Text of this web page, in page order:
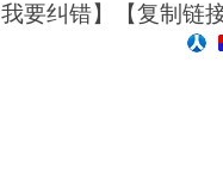
我要纠错】【复制链